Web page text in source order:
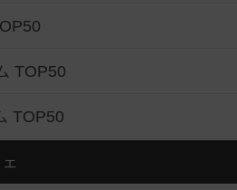
TOP50
TOP50